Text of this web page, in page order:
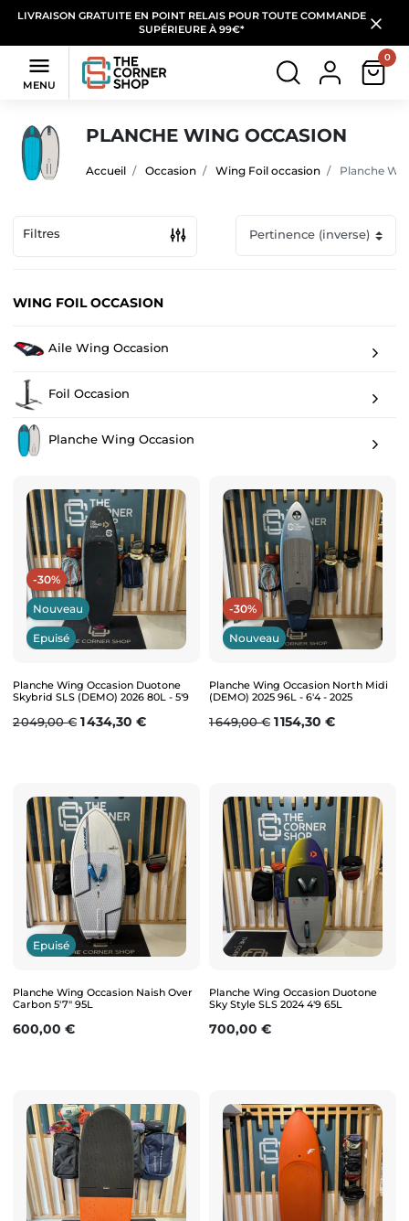
LIVRAISON GRATUITE EN POINT RELAIS POUR TOUTE COMMANDE
SUPÉRIEURE À 99€*

MENU
0
PLANCHE WING OCCASION
Accueil Occasion Wing Foil occasion Planche
Filtres
WING FOIL OCCASION
Aile Wing Occasion
Foil Occasion
Planche Wing Occasion
-30%
Nouveau
Epuisé
Planche Wing Occasion Duotone
Skybrid SLS (DEMO) 2026 80L - 5'9
Prix de base
2 049,00 € Prix
1 434,30 €
-30%
Nouveau
Planche Wing Occasion North Midi
(DEMO) 2025 96L - 6'4 - 2025
Prix de base
1 649,00 € Prix
1 154,30 €
Epuisé
Planche Wing Occasion Naish Over
Carbon 5'7" 95L
Prix
600,00 €
Planche Wing Occasion Duotone
Sky Style SLS 2024 4'9 65L
Prix
700,00 €